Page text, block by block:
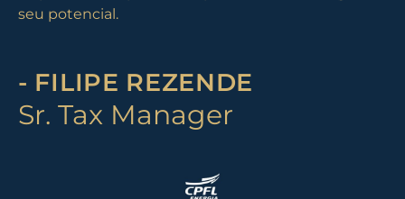
seu potencial.
- FILIPE REZENDE
Sr. Tax Manager